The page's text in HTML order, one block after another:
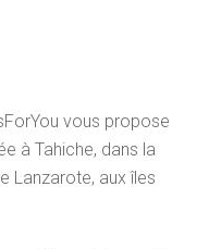
vous propose
à Tahiche, dans la
Lanzarote, aux îles